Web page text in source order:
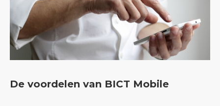
De voordelen van BICT Mobile